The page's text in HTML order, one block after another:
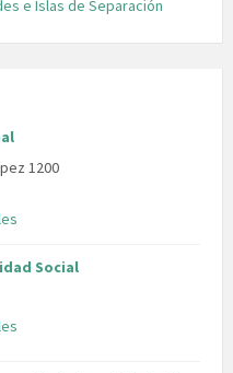
e Islas de Separación
1200
Social